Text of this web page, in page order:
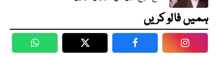
ہمیں فالو کریں
WhatsApp Twitter Facebook